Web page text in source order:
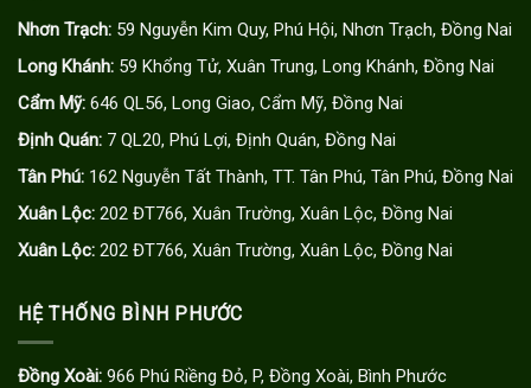
Nhơn Trạch: 59 Nguyễn Kim Quy, Phú Hội, Nhơn Trạch, Đồng Nai
Long Khánh: 59 Khổng Tử, Xuân Trung, Long Khánh, Đồng Nai
Cẩm Mỹ: 646 QL56, Long Giao, Cẩm Mỹ, Đồng Nai
Định Quán: 7 QL20, Phú Lợi, Định Quán, Đồng Nai
Tân Phú: 162 Nguyễn Tất Thành, TT. Tân Phú, Tân Phú, Đồng Nai
Xuân Lộc: 202 ĐT766, Xuân Trường, Xuân Lộc, Đồng Nai
Xuân Lộc: 202 ĐT766, Xuân Trường, Xuân Lộc, Đồng Nai
HỆ THỐNG BÌNH PHƯỚC
Đồng Xoài: 966 Phú Riềng Đỏ, P, Đồng Xoài, Bình Phước